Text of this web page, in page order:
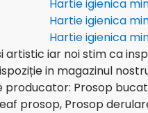
Hartie igienica
Hartie igienica
Hartie igienica
artistic iar noi stim ca
in magazinul
Prosop
prosop, Prosop